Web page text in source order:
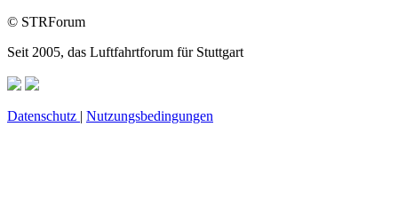
© STRForum
Seit 2005, das Luftfahrtforum für Stuttgart
Datenschutz | Nutzungsbedingungen